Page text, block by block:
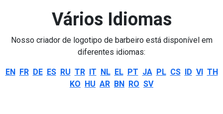
Vários Idiomas
Nosso criador de logotipo de barbeiro está disponível em
diferentes idiomas:
EN FR DE ES RU TR IT NL EL PT JA PL CS ID VI TH
KO HU AR BN RO SV